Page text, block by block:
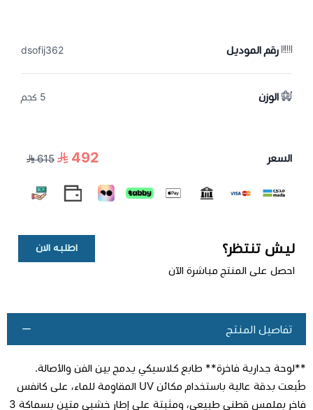
رقم الموديل dsofij362
الوزن 5 كجم
السعر 492
615
ليش تنتظر؟
احصل على المنتج مباشرة الآن
اطلبه الان
تفاصيل المنتج
**لوحة جدارية فاخرة** طابع كلاسيكي يدمج بين الفن والأصالة.
طُبعت بدقة عالية باستخدام مكائن UV المقاوِمة للماء، على كانفس
فاخر بملمس قطني طبيعي، ومثبتة على إطار خشبي متين بسماكة 3